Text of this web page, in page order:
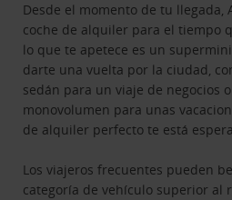
Desde el momento de tu llegada,
coche de alquiler para el tiempo
lo que te apetece es un
darte una vuelta por la ciudad,
sedán para un viaje de negocios
monovolumen para unas
de alquiler perfecto te está
Los viajeros frecuentes pueden
categoría de vehículo superior al